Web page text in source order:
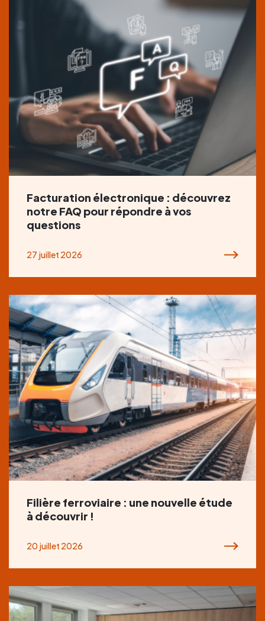
Facturation électronique : découvrez
notre FAQ pour répondre à vos
questions
27 juillet 2026
Filière ferroviaire : une nouvelle étude
à découvrir !
20 juillet 2026